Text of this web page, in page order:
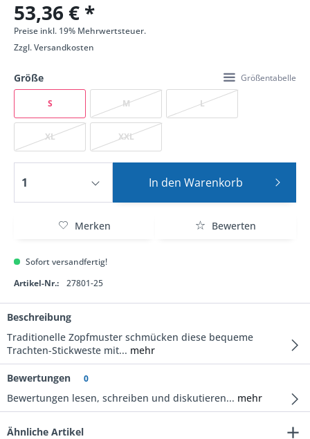
53,36 € *
Preise inkl. 19% Mehrwertsteuer.
Zzgl.Versandkosten
Größe Größentabelle
S M L
XL XXL
In den Warenkorb
Merken Bewerten
Sofort versandfertig!
Artikel-Nr.:
27801-25
Beschreibung
Traditionelle Zopfmuster schmücken diese bequeme
Trachten-Stickweste mit... mehr
Bewertungen 0
Bewertungen lesen, schreiben und diskutieren... mehr
Ähnliche Artikel